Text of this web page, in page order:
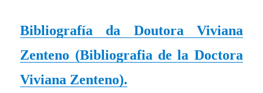
Bibliografía da Doutora Viviana
Zenteno (Bibliografia de la Doctora
Viviana Zenteno).